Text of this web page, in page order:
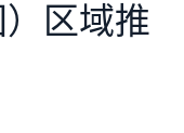
区域推